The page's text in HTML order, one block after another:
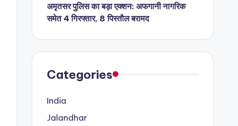
अमृतसर पुलिस का बड़ा एक्शन: अफगानी नागरिक
समेत 4 गिरफ्तार, 8 पिस्तौल बरामद
Categories
India
Jalandhar